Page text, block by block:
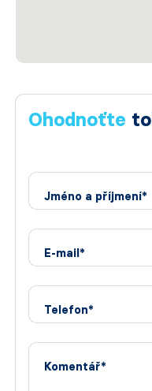
Ohodnoťte
Jméno a příjmení*
E-mail*
Telefon*
Komentář*